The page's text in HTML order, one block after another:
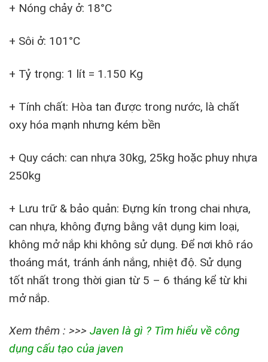
+ Nóng chảy ở: 18°C
+ Sôi ở: 101°C
+ Tỷ trọng: 1 lít = 1.150 Kg
+ Tính chất: Hòa tan được trong nước, là chất
oxy hóa mạnh nhưng kém bền
+ Quy cách: can nhựa 30kg, 25kg hoặc phuy nhựa
250kg
+ Lưu trữ & bảo quản: Đựng kín trong chai nhựa,
can nhựa, không đựng bằng vật dụng kim loại,
không mở nắp khi không sử dụng. Để nơi khô ráo
thoáng mát, tránh ánh nắng, nhiệt độ. Sử dụng
tốt nhất trong thời gian từ 5 – 6 tháng kể từ khi
mở nắp.
Xem thêm : >>> Javen là gì ? Tìm hiểu về công
dụng cấu tạo của javen